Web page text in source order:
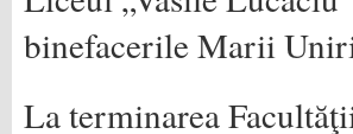
binefacerile Marii
La terminarea